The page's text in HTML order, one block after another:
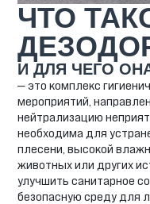
ЧТО
И ДЛЯ ЧЕГО
— это комплекс
мероприятий,
нейтрализацию
необходима для
плесени, высокой
животных или других
улучшить санитарное
безопасную среду для